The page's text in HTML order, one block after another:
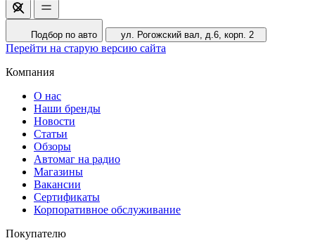
Подбор по авто ул. Рогожский вал, д.6, корп. 2
Перейти на старую версию сайта
Компания
О нас
Наши бренды
Новости
Статьи
Обзоры
Автомаг на радио
Магазины
Вакансии
Сертификаты
Корпоративное обслуживание
Покупателю